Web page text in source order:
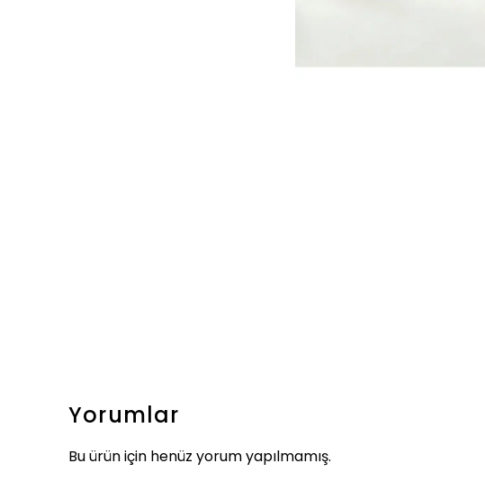
Yorumlar
Bu ürün için henüz yorum yapılmamış.